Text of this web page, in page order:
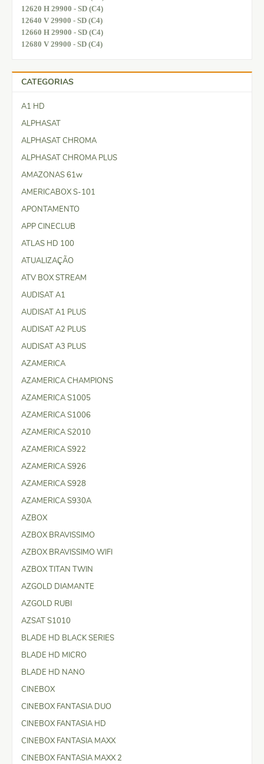
12620 H 29900 - SD (C4)
12640 V 29900 - SD (C4)
12660 H 29900 - SD (C4)
12680 V 29900 - SD (C4)
CATEGORIAS
A1 HD
ALPHASAT
ALPHASAT CHROMA
ALPHASAT CHROMA PLUS
AMAZONAS 61w
AMERICABOX S-101
APONTAMENTO
APP CINECLUB
ATLAS HD 100
ATUALIZAÇÃO
ATV BOX STREAM
AUDISAT A1
AUDISAT A1 PLUS
AUDISAT A2 PLUS
AUDISAT A3 PLUS
AZAMERICA
AZAMERICA CHAMPIONS
AZAMERICA S1005
AZAMERICA S1006
AZAMERICA S2010
AZAMERICA S922
AZAMERICA S926
AZAMERICA S928
AZAMERICA S930A
AZBOX
AZBOX BRAVISSIMO
AZBOX BRAVISSIMO WIFI
AZBOX TITAN TWIN
AZGOLD DIAMANTE
AZGOLD RUBI
AZSAT S1010
BLADE HD BLACK SERIES
BLADE HD MICRO
BLADE HD NANO
CINEBOX
CINEBOX FANTASIA DUO
CINEBOX FANTASIA HD
CINEBOX FANTASIA MAXX
CINEBOX FANTASIA MAXX 2